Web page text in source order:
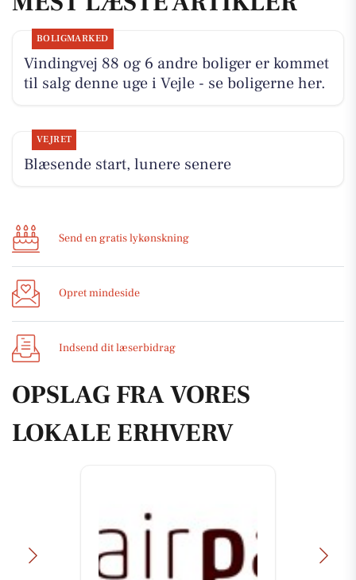
BOLIGMARKED
Vindingvej 88 og 6 andre boliger er kommet
til salg denne uge i Vejle - se boligerne her.
VEJRET
Blæsende start, lunere senere
Send en gratis lykønskning
Opret mindeside
Indsend dit læserbidrag
OPSLAG FRA VORES
LOKALE ERHVERV